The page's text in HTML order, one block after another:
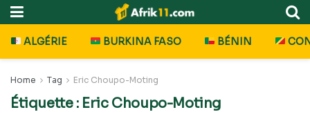
ALGÉRIE BURKINA FASO BÉNIN
Home Tag Eric Choupo-Moting
Étiquette : Eric Choupo-Moting